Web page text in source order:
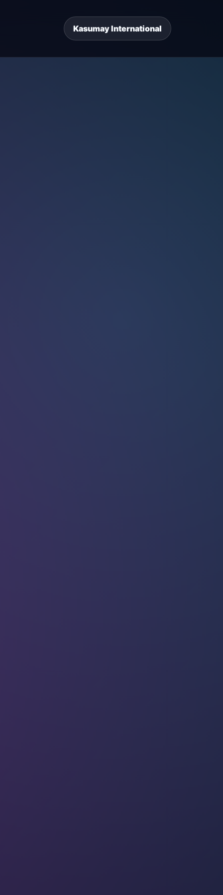
Kasumay International